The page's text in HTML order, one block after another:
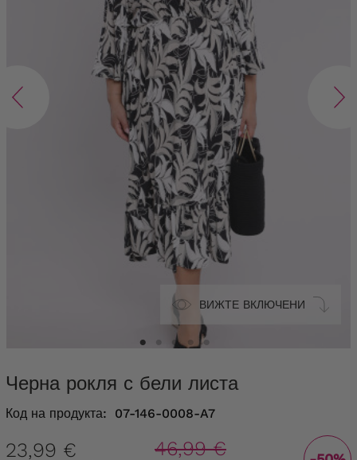
ВИЖТЕ ВКЛЮЧЕНИ
Черна рокля с бели листа
Код на продукта: 07-146-0008-A7
23,99 €
46,99 €